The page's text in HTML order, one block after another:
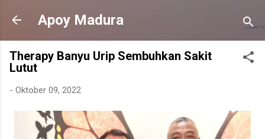
Langsung ke konten utama
Apoy Madura
Therapy Banyu Urip Sembuhkan Sakit
Lutut
- Oktober 09, 2022